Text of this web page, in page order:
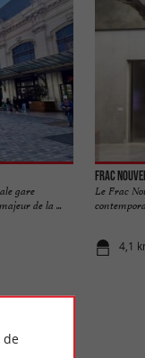
gare
de la ...
Frac
Le Frac
4,1
de